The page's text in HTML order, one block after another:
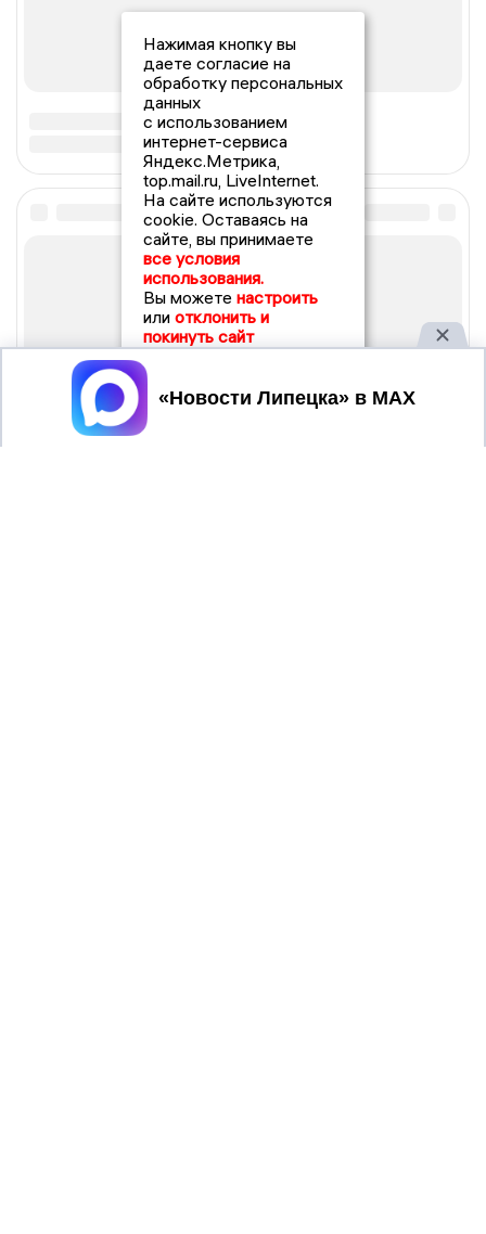
Нажимая кнопку вы
даете согласие на
обработку персональных
данных
с использованием
интернет-сервиса
Яндекс.Метрика,
top.mail.ru, LiveInternet.
На сайте используются
cookie. Оставаясь на
сайте, вы принимаете
все условия
использования.
Вы можете настроить
или отклонить и
покинуть сайт
Принять